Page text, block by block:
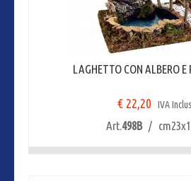
LAGHETTO CON ALBERO E
€ 22,20 IVA
Art.498B/